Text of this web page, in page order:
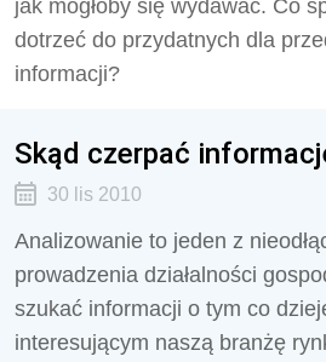
jak mogłoby się wydawać. Co
dotrzeć do przydatnych dla
informacji?
Skąd czerpać
30 lis 2010
Analizowanie to jeden z
prowadzenia działalności
szukać informacji o tym co
interesującym naszą branżę